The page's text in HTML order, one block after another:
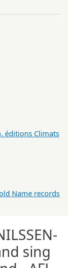
sing
éditions Climats
Name records